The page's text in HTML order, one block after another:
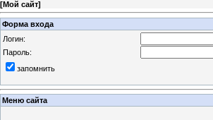
[Мой сайт]
Форма входа
Логин:
Пароль:
запомнить
Меню сайта